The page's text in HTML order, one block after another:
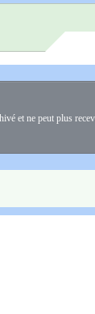
et ne peut plus